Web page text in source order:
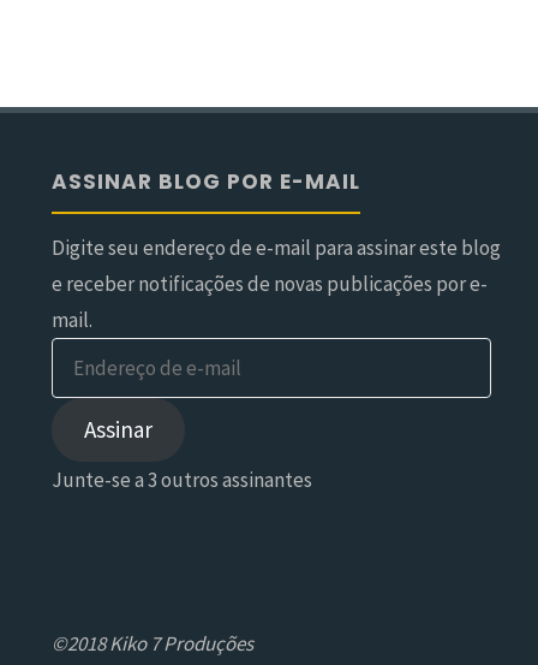
ASSINAR BLOG POR E-MAIL
Digite seu endereço de e-mail para assinar este blog
e receber notificações de novas publicações por e-
mail.
Endereço
de
Assinar
Junte-se a 3 outros assinantes
©2018 Kiko 7 Produções